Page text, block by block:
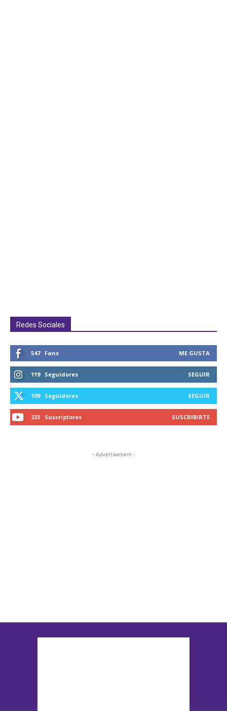
Redes Sociales
547 Fans ME GUSTA
119 Seguidores SEGUIR
109 Seguidores SEGUIR
233 Suscriptores SUSCRIBIRTE
- Advertisement -